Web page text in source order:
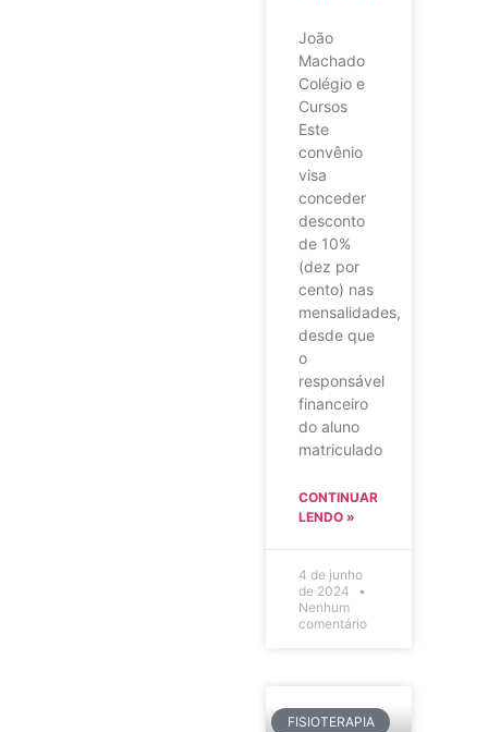
João
Machado
Colégio e
Cursos
Este
convênio
visa
conceder
desconto
de 10%
(dez por
cento) nas
mensalidades,
desde que
o
responsável
financeiro
do aluno
matriculado
CONTINUAR
LENDO »
4 de junho
de 2024
Nenhum
comentário
FISIOTERAPIA